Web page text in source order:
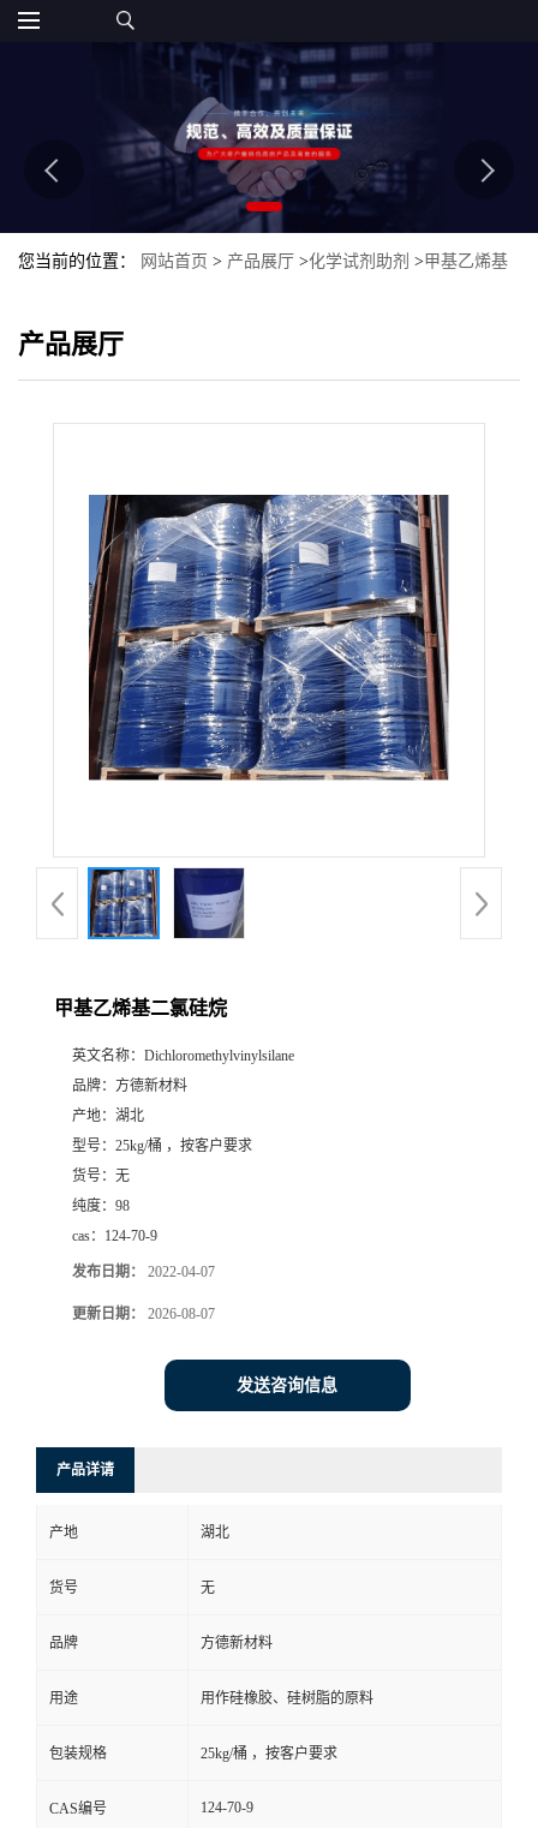
您当前的位置： 网站首页 > 产品展厅 >化学试剂助剂 >甲基乙烯基
产品展厅
甲基乙烯基二氯硅烷
英文名称： Dichloromethylvinylsilane
品牌： 方德新材料
产地： 湖北
型号： 25kg/桶 ，按客户要求
货号： 无
纯度： 98
cas： 124-70-9
发布日期： 2022-04-07
更新日期： 2026-08-07
发送咨询信息
产品详请
产地 湖北
货号 无
品牌 方德新材料
用途 用作硅橡胶、硅树脂的原料
包装规格 25kg/桶 ，按客户要求
CAS编号 124-70-9